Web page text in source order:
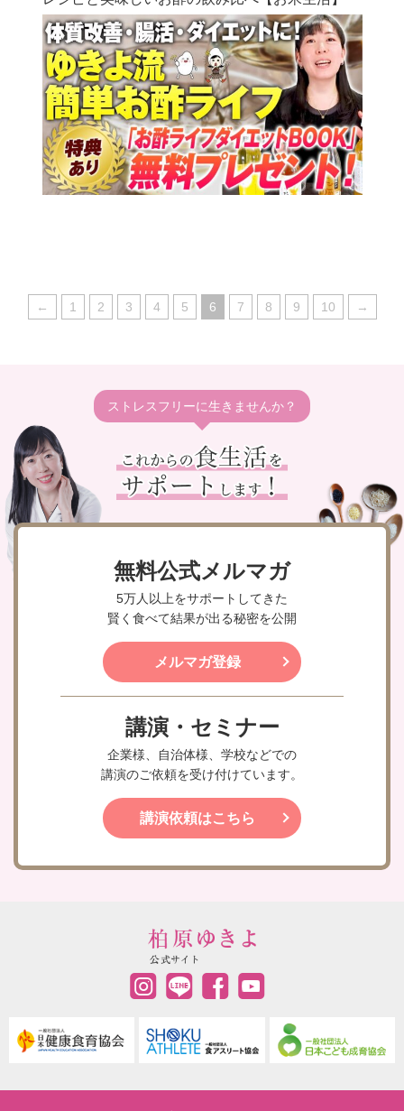
← 1 2 3 4 5 6 7 8 9 10 →
ストレスフリーに生きませんか？
無料公式メルマガ
5万人以上をサポートしてきた
賢く食べて結果が出る秘密を公開
メルマガ登録
講演・セミナー
企業様、自治体様、学校などでの
講演のご依頼を受け付けています。
講演依頼はこちら